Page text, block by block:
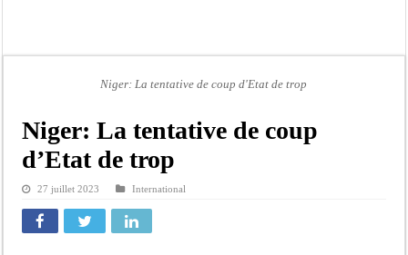
Aide aux ménages vulnérables : 92 976 ménages ciblés, 135 000 FCFA prévus
Secteur extractif au Sénégal : 303 milliards de FCFA de revenus générés par au
AfroBasket U18 masculin : le Sénégal domine le Rwanda et réussit son entrée
Bilan Magal de Touba : 244 interpellations, 110 déferrements, 2,4 millions
Niger: La tentative de coup d'Etat de trop
Niger: La tentative de coup
d’Etat de trop
27 juillet 2023 International